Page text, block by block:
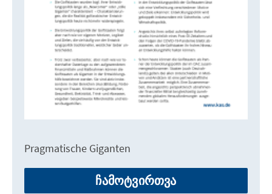
Pragmatische Giganten
ჩამოტვირთვა